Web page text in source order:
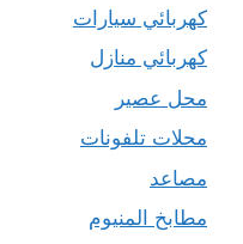
كهربائي سيارات
كهربائي منازل
محل عصير
محلات تلفونات
مصاعد
مطابخ المنيوم